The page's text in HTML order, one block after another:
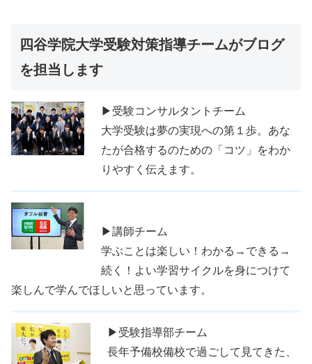
四谷学院大学受験対策指導チームがブログ
を担当します
▶受験コンサルタントチーム
大学受験は夢の実現への第１歩。あな
たが合格するのための「コツ」をわか
りやすく伝えます。
▶講師チーム
学ぶことは楽しい！わかる→できる→
続く！よい学習サイクルを身につけて
楽しんで学んでほしいと思っています。
▶受験指導部チーム
長年予備校備校で過ごして見てきた、